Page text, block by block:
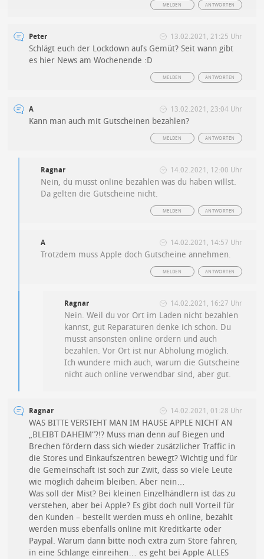
ANTWORTEN
MELDEN
Peter 13.02.2021, 21:25 Uhr
Schlägt euch der Lockdown aufs Gemüt? Seit wann gibt
es hier News am Wochenende :D
ANTWORTEN
MELDEN
A 13.02.2021, 23:04 Uhr
Kann man auch mit Gutscheinen bezahlen?
ANTWORTEN
MELDEN
Ragnar 14.02.2021, 12:00 Uhr
Nein, du musst online bezahlen was du haben willst.
Da gelten die Gutscheine nicht.
ANTWORTEN
MELDEN
A 14.02.2021, 14:57 Uhr
Trotzdem muss Apple doch Gutscheine annehmen.
ANTWORTEN
MELDEN
Ragnar 14.02.2021, 16:27 Uhr
Nein. Weil du vor Ort im Laden nicht bezahlen
kannst, gut Reparaturen denke ich schon. Du
musst ansonsten online ordern und auch
bezahlen. Vor Ort ist nur Abholung möglich.
Ich wundere mich auch, warum die Gutscheine
nicht auch online verwendbar sind, aber gut.
Ragnar 14.02.2021, 01:28 Uhr
WAS BITTE VERSTEHT MAN IM HAUSE APPLE NICHT AN
„BLEIBT DAHEIM“?!? Muss man denn auf Biegen und
Brechen fördern dass sich wieder zusätzlicher Traffic in
die Stores und Einkaufszentren bewegt? Wichtig und für
die Gemeinschaft ist soch zur Zwit, dass so viele Leute
wie möglich daheim bleiben. Aber nein…
Was soll der Mist? Bei kleinen Einzelhändlern ist das zu
verstehen, aber bei Apple? Es gibt doch null Vorteil für
den Kunden – bestellt werden muss eh online, bezahlt
werden muss ebenfalls online mit Kreditkarte oder
Paypal. Warum dann bitte noch extra zum Store fahren,
in eine Schlange einreihen… es geht bei Apple ALLES